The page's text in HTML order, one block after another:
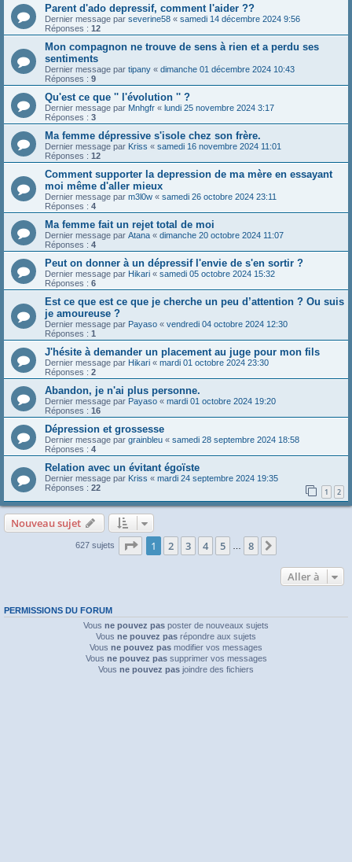
Parent d'ado depressif, comment l'aider ??
Dernier message par severine58 « samedi 14 décembre 2024 9:56
Réponses : 12
Mon compagnon ne trouve de sens à rien et a perdu ses
sentiments
Dernier message par tipany « dimanche 01 décembre 2024 10:43
Réponses : 9
Qu'est ce que '' l'évolution '' ?
Dernier message par Mnhgfr « lundi 25 novembre 2024 3:17
Réponses : 3
Ma femme dépressive s'isole chez son frère.
Dernier message par Kriss « samedi 16 novembre 2024 11:01
Réponses : 12
Comment supporter la depression de ma mère en essayant
moi même d'aller mieux
Dernier message par m3l0w « samedi 26 octobre 2024 23:11
Réponses : 4
Ma femme fait un rejet total de moi
Dernier message par Atana « dimanche 20 octobre 2024 11:07
Réponses : 4
Peut on donner à un dépressif l'envie de s'en sortir ?
Dernier message par Hikari « samedi 05 octobre 2024 15:32
Réponses : 6
Est ce que est ce que je cherche un peu d’attention ? Ou suis
je amoureuse ?
Dernier message par Payaso « vendredi 04 octobre 2024 12:30
Réponses : 1
J'hésite à demander un placement au juge pour mon fils
Dernier message par Hikari « mardi 01 octobre 2024 23:30
Réponses : 2
Abandon, je n'ai plus personne.
Dernier message par Payaso « mardi 01 octobre 2024 19:20
Réponses : 16
Dépression et grossesse
Dernier message par grainbleu « samedi 28 septembre 2024 18:58
Réponses : 4
Relation avec un évitant égoïste
Dernier message par Kriss « mardi 24 septembre 2024 19:35
Réponses : 22 1 2
Nouveau sujet
627 sujets Page 1sur8
1 2 3 4 5 8
Aller à
PERMISSIONS DU FORUM
Vous ne pouvez pas poster de nouveaux sujets
Vous ne pouvez pas répondre aux sujets
Vous ne pouvez pas modifier vos messages
Vous ne pouvez passupprimer vos messages
Vous ne pouvez pas joindre des fichiers